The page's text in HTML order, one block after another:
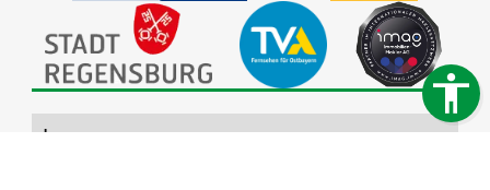
Impressum